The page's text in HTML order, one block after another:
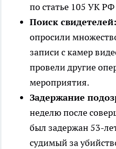
по статье 105 УК
Поиск свидетелей:
опросили
записи с камер
провели другие
мероприятия.
Задержание
неделю после
был задержан 53-
судимый за